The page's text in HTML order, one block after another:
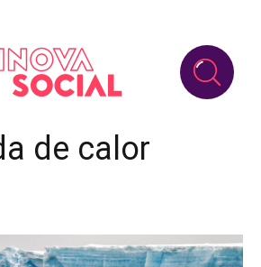
de calor